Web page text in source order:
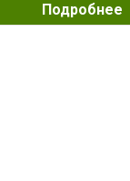
Подробнее